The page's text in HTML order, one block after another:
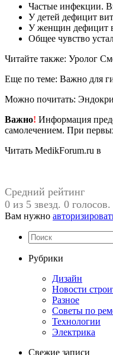
Частые инфекции.
У детей дефицит
У женщин дефицит
Общее чувство
Читайте также: Уролог
Еще по теме: Важно для
Можно почитать:
Важно! Информация
самолечением. При
Читать MedikForum.ru в
Средний рейтинг
0 из 5 звезд. 0 голосов.
Вам нужно
Рубрики
Дизайн
Новости
Разное
Советы по
Технологии
Электрика
Свежие записи